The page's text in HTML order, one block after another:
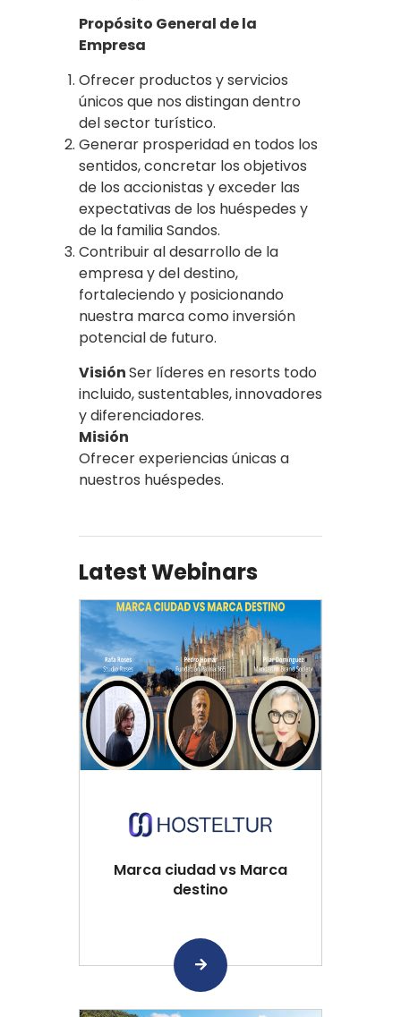
Propósito General de la
Empresa
Ofrecer productos y servicios
únicos que nos distingan dentro
del sector turístico.
Generar prosperidad en todos los
sentidos, concretar los objetivos
de los accionistas y exceder las
expectativas de los huéspedes y
de la familia Sandos.
Contribuir al desarrollo de la
empresa y del destino,
fortaleciendo y posicionando
nuestra marca como inversión
potencial de futuro.
VisiónSer líderes en resorts todo
incluido, sustentables, innovadores
y diferenciadores.
Misión
Ofrecer experiencias únicas a
nuestros huéspedes.
Latest Webinars
Marca ciudad vs Marca
destino